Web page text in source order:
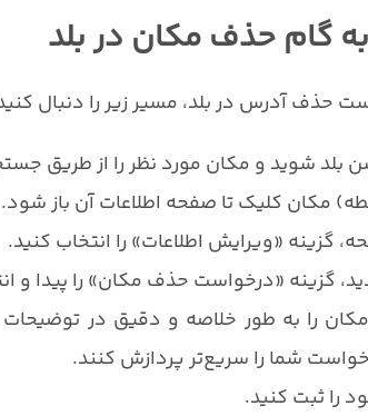
گام حذف مکان در بلد
حذف آدرس در بلد، مسیر زیر را دنبال
بلد شوید و مکان مورد نظر را از طریق
مکان کلیک تا صفحه اطلاعات آن باز شود.
گزینه «ویرایش اطلاعات» را انتخاب کنید.
گزینه «درخواست حذف مکان» را پیدا و
را به طور خلاصه و دقیق در توضیحات
شما را سریع‌تر پردازش کنند.
را ثبت کنید.